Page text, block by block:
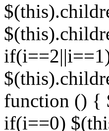
function () {
if(i==0)